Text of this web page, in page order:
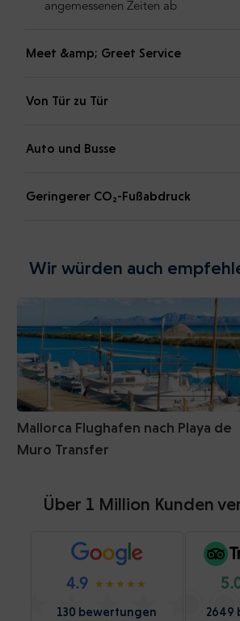
angemessenen Zeiten ab
Meet &amp; Greet Service
Von Tür zu Tür
Auto und Busse
Geringerer CO₂-Fußabdruck
Wir würden auch
Mallorca Flughafen nach Playa de
Muro Transfer
Über 1 Million Kunden
4.9
130 bewertungen 2649